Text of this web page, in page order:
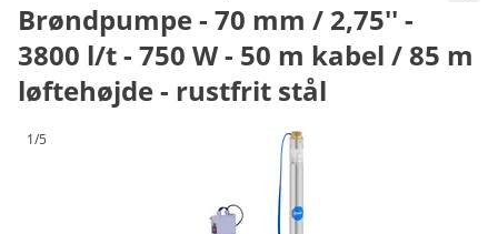
Brøndpumpe - 70 mm / 2,75'' -
3800 l/t - 750 W - 50 m kabel / 85 m
løftehøjde - rustfrit stål
1/5